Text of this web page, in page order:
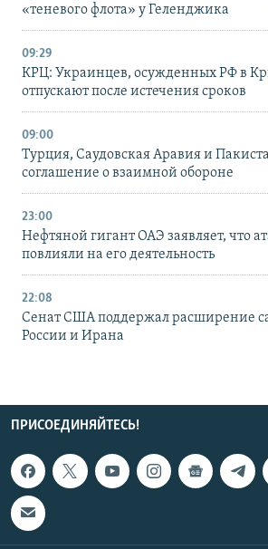
«теневого флота» у Геленджика
09:29
КРЦ: Украинцев, осужденных РФ в
отпускают после истечения сроков
09:00
Турция, Саудовская Аравия и
соглашение о взаимной обороне
23:00
Нефтяной гигант ОАЭ заявляет, что
повлияли на его деятельность
22:08
Сенат США поддержал расширение
России и Ирана
ПРИСОЕДИНЯЙТЕСЬ!